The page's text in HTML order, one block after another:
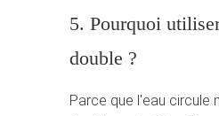
5. Pourquoi
double ?
Parce que l'eau circule